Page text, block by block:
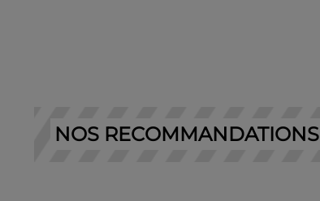
NOS RECOMMANDATIONS